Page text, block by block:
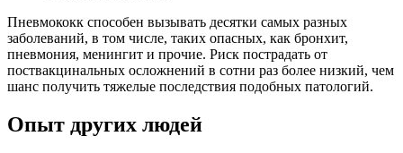
Пневмококк способен вызывать десятки самых разных
заболеваний, в том числе, таких опасных, как бронхит,
пневмония, менингит и прочие. Риск пострадать от
поствакцинальных осложнений в сотни раз более низкий, чем
шанс получить тяжелые последствия подобных патологий.
Опыт других людей